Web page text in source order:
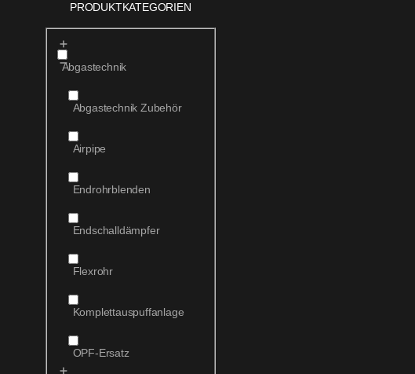
PRODUKTKATEGORIEN
Abgastechnik
Abgastechnik Zubehör
Airpipe
Endrohrblenden
Endschalldämpfer
Flexrohr
Komplettauspuffanlage
OPF-Ersatz